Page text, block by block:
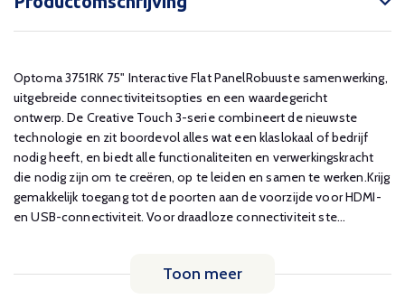
Optoma 3751RK 75" Interactive Flat PanelRobuuste samenwerking,
uitgebreide connectiviteitsopties en een waardegericht
ontwerp. De Creative Touch 3-serie combineert de nieuwste
technologie en zit boordevol alles wat een klaslokaal of bedrijf
nodig heeft, en biedt alle functionaliteiten en verwerkingskracht
die nodig zijn om te creëren, op te leiden en samen te werken.Krijg
gemakkelijk toegang tot de poorten aan de voorzijde voor HDMI-
en USB-connectiviteit. Voor draadloze connectiviteit ste...
Toon meer